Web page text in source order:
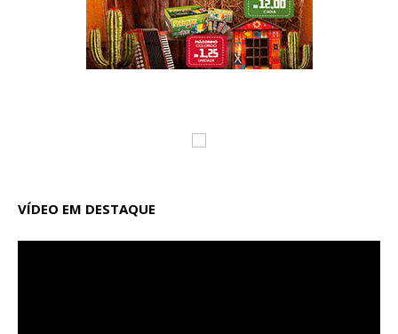
VÍDEO EM DESTAQUE